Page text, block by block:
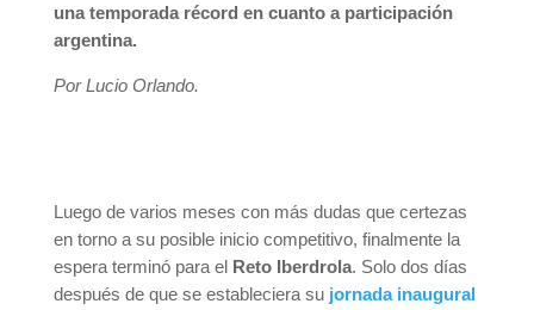
una temporada récord en cuanto a participación
argentina.
Por Lucio Orlando.
Luego de varios meses con más dudas que certezas
en torno a su posible inicio competitivo, finalmente la
espera terminó para elReto Iberdrola. Solo dos días
después de que se estableciera su jornada inaugural